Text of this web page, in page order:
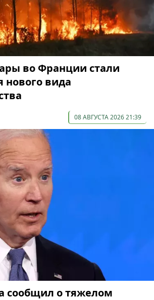
во Франции стали
нового вида
08 АВГУСТА 2026 21:39
сообщил о тяжелом